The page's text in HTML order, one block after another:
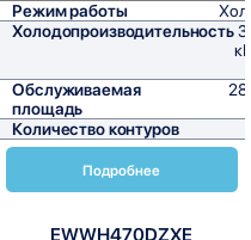
Режим работы
Холодопроизводительность
Обслуживаемая
площадь
Количество контуров
Подробнее
EWWH470DZXE